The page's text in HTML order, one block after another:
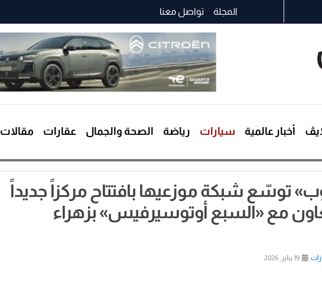
المجلة تواصل معنا
أخبار عالمية سيارات رياضة الصحة والجمال عقارات مقالات
توسّع شبكة موزعيها بافتتاح مركزاً جديداً
مع «السبع أوتوسيرفيس» بزهراء